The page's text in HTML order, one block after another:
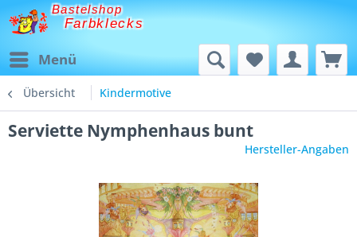
Bastelshop
Farbklecks
Menü
Übersicht Kindermotive
Serviette Nymphenhaus bunt
Hersteller-Angaben